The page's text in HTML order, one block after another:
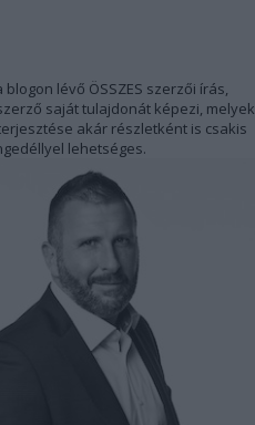
blogon lévő ÖSSZES szerzői írás,
saját tulajdonát képezi, melyek
akár részletként is csakis
lehetséges.